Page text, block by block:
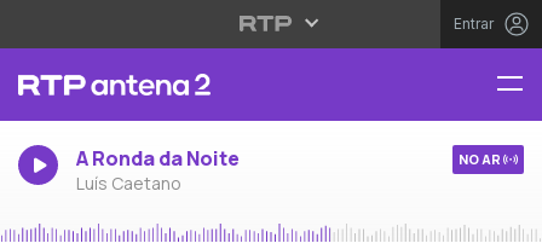
Entrar
A Ronda da Noite
Luís Caetano
NO AR